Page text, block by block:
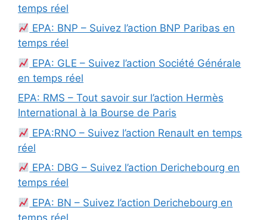
temps réel
EPA: BNP – Suivez l’action BNP Paribas en
temps réel
EPA: GLE – Suivez l’action Société Générale
en temps réel
EPA: RMS – Tout savoir sur l’action Hermès
International à la Bourse de Paris
EPA:RNO – Suivez l’action Renault en temps
réel
EPA: DBG – Suivez l’action Derichebourg en
temps réel
EPA: BN – Suivez l’action Derichebourg en
temps réel